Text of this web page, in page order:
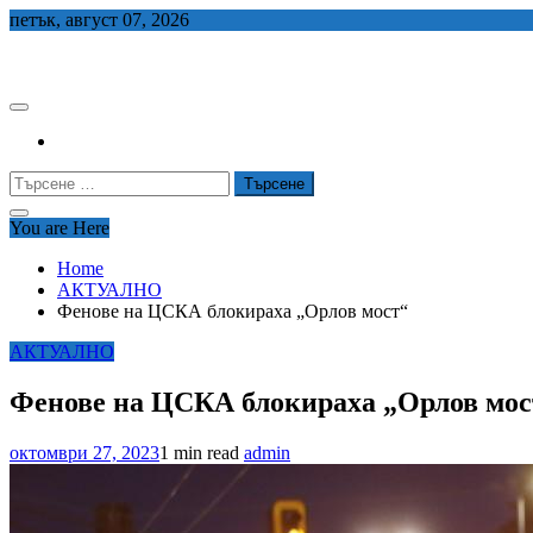
Skip
петък, август 07, 2026
Търсене
за:
You are Here
Home
АКТУАЛНО
Фенове на ЦСКА блокираха „Орлов мост“
АКТУАЛНО
Фенове на ЦСКА блокираха „Орлов
октомври 27, 20231 min read admin